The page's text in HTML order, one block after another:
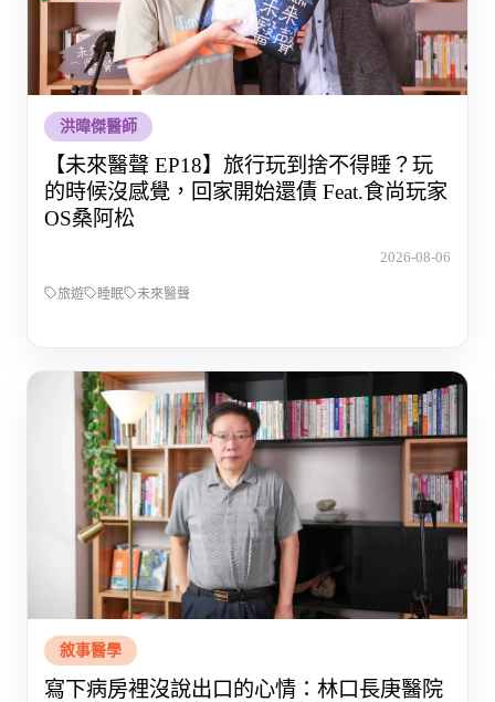
洪暐傑醫師
【未來醫聲 EP18】旅行玩到捨不得睡？玩
的時候沒感覺，回家開始還債 Feat.食尚玩家
OS桑阿松
2026-08-06
旅遊 睡眠 未來醫聲
敘事醫學
寫下病房裡沒說出口的心情：林口長庚醫院